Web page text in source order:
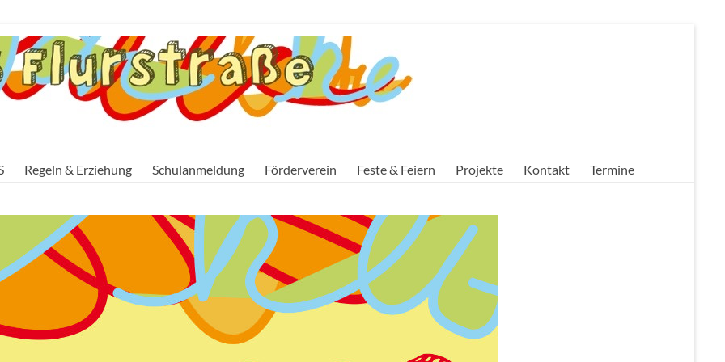
Regeln & Erziehung Schulanmeldung Förderverein Feste & Feiern Projekte Kontakt Termine